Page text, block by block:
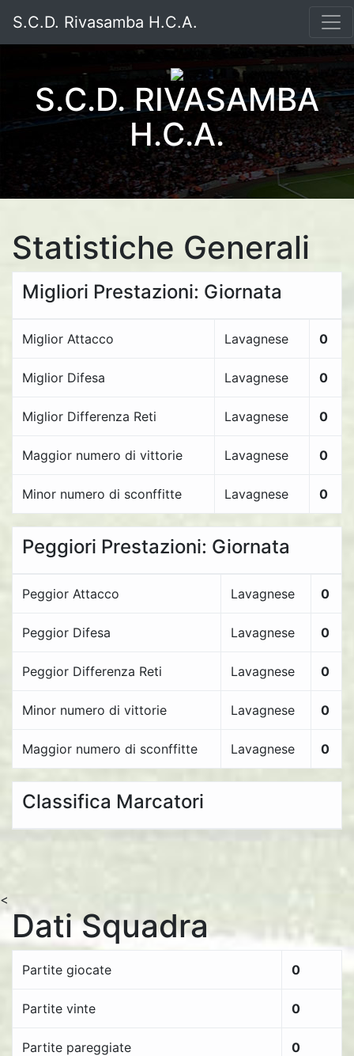
S.C.D. Rivasamba H.C.A.
S.C.D. RIVASAMBA
H.C.A.
Statistiche Generali
Migliori Prestazioni: Giornata
Miglior Attacco Lavagnese 0
Miglior Difesa Lavagnese 0
Miglior Differenza Reti Lavagnese 0
Maggior numero di vittorie Lavagnese 0
Minor numero di sconffitte Lavagnese 0
Peggiori Prestazioni: Giornata
Peggior Attacco Lavagnese 0
Peggior Difesa Lavagnese 0
Peggior Differenza Reti Lavagnese 0
Minor numero di vittorie Lavagnese 0
Maggior numero di sconffitte Lavagnese 0
Classifica Marcatori
<
Dati Squadra
Partite giocate 0
Partite vinte 0
Partite pareggiate 0